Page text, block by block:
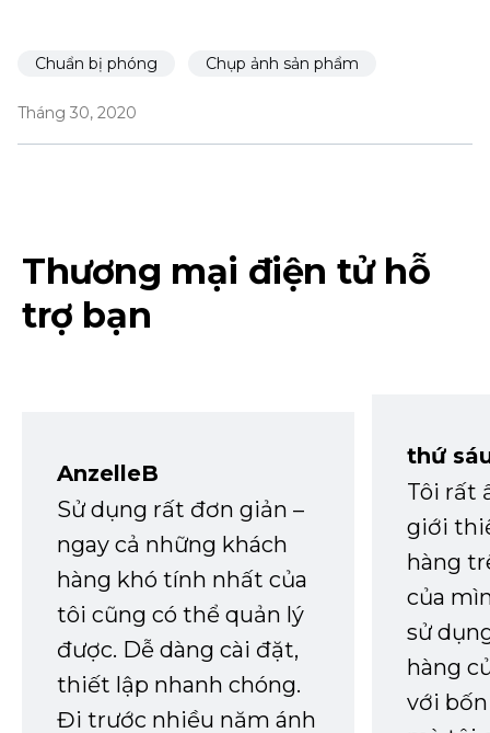
Chuẩn bị phóng Chụp ảnh sản phẩm
Tháng 30, 2020
Thương mại điện tử hỗ
trợ bạn
AnzelleB
Sử dụng rất đơn giản –
ngay cả những khách
hàng khó tính nhất của
tôi cũng có thể quản lý
được. Dễ dàng cài đặt,
thiết lập nhanh chóng.
Đi trước nhiều năm ánh
thứ
Tôi rất
giới
hàng
của
sử
hàng
với